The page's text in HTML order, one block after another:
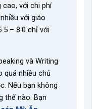
với chi phí
với giáo
– 8.0 chỉ với
và Writing
quá nhiều chủ
Nếu bạn không
thế nào. Bạn